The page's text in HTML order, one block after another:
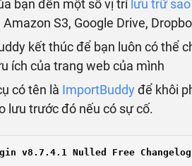
bạn đến một số vị trí lưu trữ
S3, Google Drive,
kết thúc để bạn luôn có thể
ích của trang web của mình
có tên là ImportBuddyđể khôi
lưu trước đó nếu có sự cố.
v8.7.4.1 Nulled Free Changelog